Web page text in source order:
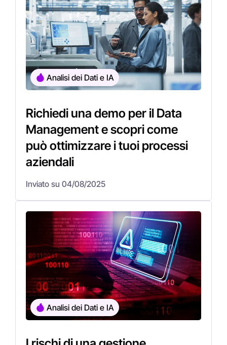
Analisi dei Dati e IA
Richiedi una demo per il Data
Management e scopri come
può ottimizzare i tuoi processi
aziendali
Inviato su 04/08/2025
Analisi dei Dati e IA